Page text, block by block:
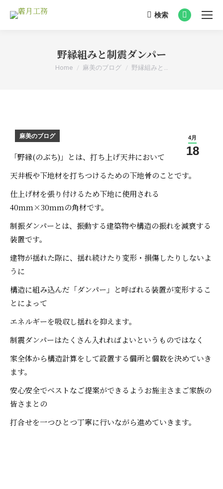
Search:
検索
Facebook
野縁組みと制震ダンパー
You are here:
Home 麻美のブログ 野縁組みと…
4月
18
麻美のブログ
「野縁(のぶち)」とは、打ち上げ天井において
天井板や下地材を打ちつけるための下地骨のことです。
仕上げ材を張り付けるため下地に使用される
40mm×30mmの角材です。
制振ダンパーとは、振動する建築物や構造の振れを減衰する
装置です。
建物が揺れた際に、揺れ続けたり変形・損傷したりしないよ
うに
構造に組み込んだ「ダンパー」と呼ばれる装置が変形するこ
とによって
エネルギーを吸収し揺れを抑えます。
制震ダンパーはたくさん入れればよいというものではなく
家全体から構造計算をして設置する個所と個数を決めていき
ます。
安心安全でベストなご提案ができるようお施主さまご家族の
皆さまとの
打合せを一つひとつ丁寧に行いながら進めていきます。